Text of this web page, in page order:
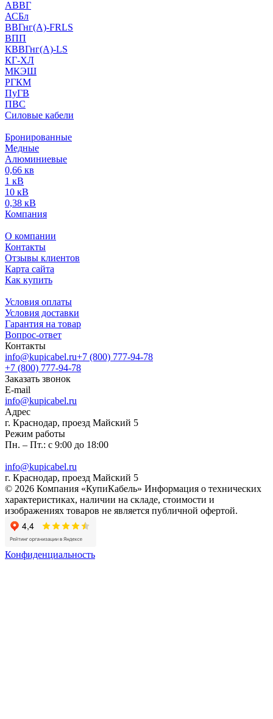
АВВГ
АСБл
ВВГнг(А)-FRLS
ВПП
КВВГнг(А)-LS
КГ-ХЛ
МКЭШ
РГКМ
ПуГВ
ПВС
Силовые кабели
Бронированные
Медные
Алюминиевые
0,66 кв
1 кВ
10 кВ
0,38 кВ
Компания
О компании
Контакты
Отзывы клиентов
Карта сайта
Как купить
Условия оплаты
Условия доставки
Гарантия на товар
Вопрос-ответ
Контакты
info@kupicabel.ru+7 (800) 777-94-78
+7 (800) 777-94-78
Заказать звонок
E-mail
info@kupicabel.ru
Адрес
г. Краснодар, проезд Майский 5
Режим работы
Пн. – Пт.: с 9:00 до 18:00
info@kupicabel.ru
г. Краснодар, проезд Майский 5
© 2026 Компания «КупиКабель» Информация о технических
характеристиках, наличии на складе, стоимости и
изображениях товаров не является публичной офертой.
Конфиденциальность